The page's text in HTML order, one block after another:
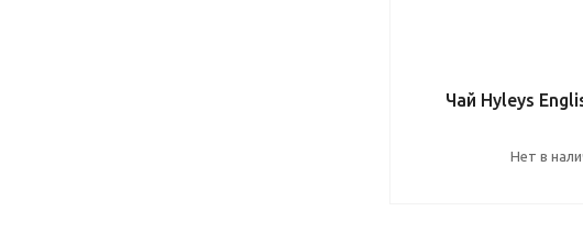
Чай Hyleys
Нет в